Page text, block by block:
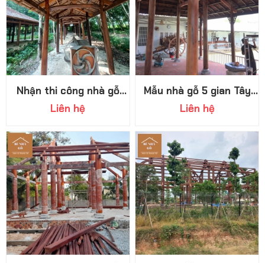
Nhận thi công nhà gỗ
miền Tây Nam Bộ giá
cạnh tranh
Liên hệ
Mẫu nhà gỗ 5 gian Tây
Ninh đậm chất xưa
Liên hệ